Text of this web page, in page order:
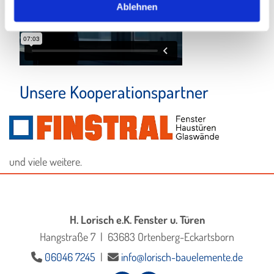
Ablehnen
Unsere Kooperationspartner
und viele weitere.
H. Lorisch e.K. Fenster u. Türen
Hangstraße 7 | 63683 Ortenberg-Eckartsborn
 06046 7245 |  info@lorisch-bauelemente.de